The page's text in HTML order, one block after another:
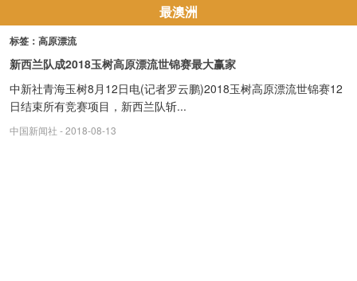
最澳洲
标签：高原漂流
新西兰队成2018玉树高原漂流世锦赛最大赢家
中新社青海玉树8月12日电(记者罗云鹏)2018玉树高原漂流世锦赛12
日结束所有竞赛项目，新西兰队斩...
中国新闻社 - 2018-08-13